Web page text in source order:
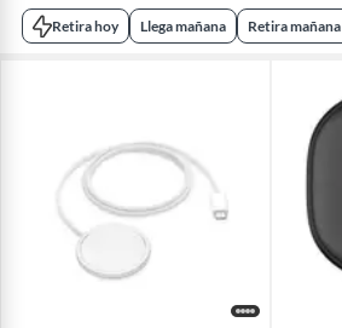
Retira hoy Llega mañana Retira mañana